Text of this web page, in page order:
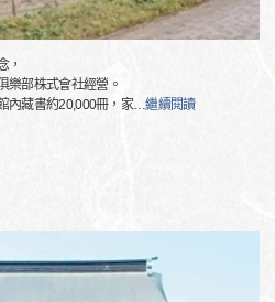
，
樂部株式會社經營。
內藏書約20,000冊，家…繼續閱讀